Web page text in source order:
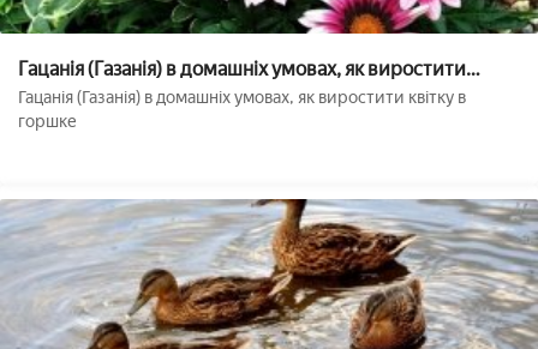
Гацанія (Газанія) в домашніх умовах, як виростити
квітку в горщику
Гацанія (Газанія) в домашніх умовах, як виростити квітку в
горшке